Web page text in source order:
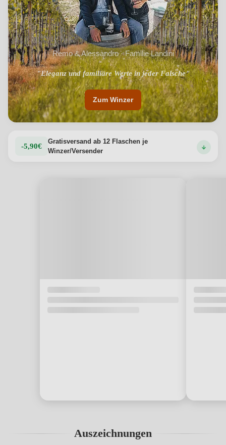
Remo & Alessandro · Familie Landini
"Eleganz und familiäre Werte in jeder Falsche"
"Weinlese ausschließlich von Hand"
Zum Winzer
-5,90€
Gratisversand ab 12 Flaschen je
Winzer/Versender
Auszeichnungen